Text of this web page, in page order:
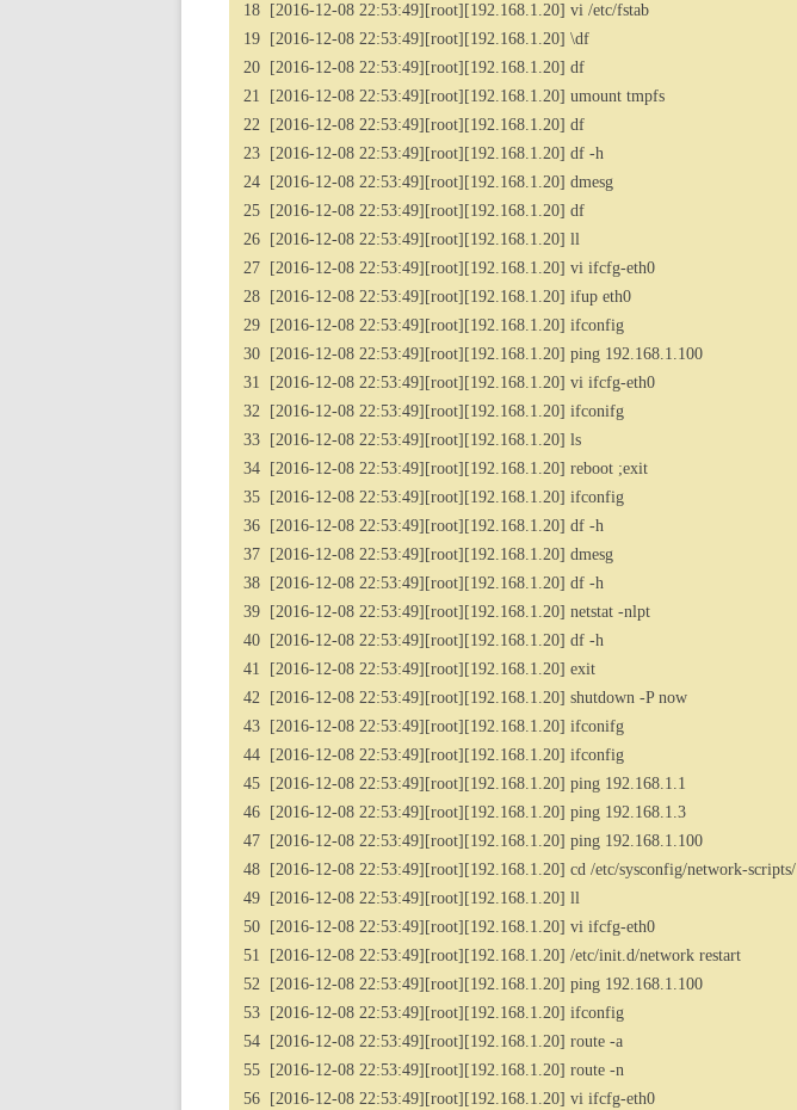
18 [2016-12-08 22:53:49][root][192.168.1.20] vi /etc/fstab
19 [2016-12-08 22:53:49][root][192.168.1.20] \df
20 [2016-12-08 22:53:49][root][192.168.1.20] df
21 [2016-12-08 22:53:49][root][192.168.1.20] umount tmpfs
22 [2016-12-08 22:53:49][root][192.168.1.20] df
23 [2016-12-08 22:53:49][root][192.168.1.20] df -h
24 [2016-12-08 22:53:49][root][192.168.1.20] dmesg
25 [2016-12-08 22:53:49][root][192.168.1.20] df
26 [2016-12-08 22:53:49][root][192.168.1.20] ll
27 [2016-12-08 22:53:49][root][192.168.1.20] vi ifcfg-eth0
28 [2016-12-08 22:53:49][root][192.168.1.20] ifup eth0
29 [2016-12-08 22:53:49][root][192.168.1.20] ifconfig
30 [2016-12-08 22:53:49][root][192.168.1.20] ping 192.168.1.100
31 [2016-12-08 22:53:49][root][192.168.1.20] vi ifcfg-eth0
32 [2016-12-08 22:53:49][root][192.168.1.20] ifconifg
33 [2016-12-08 22:53:49][root][192.168.1.20] ls
34 [2016-12-08 22:53:49][root][192.168.1.20] reboot ;exit
35 [2016-12-08 22:53:49][root][192.168.1.20] ifconfig
36 [2016-12-08 22:53:49][root][192.168.1.20] df -h
37 [2016-12-08 22:53:49][root][192.168.1.20] dmesg
38 [2016-12-08 22:53:49][root][192.168.1.20] df -h
39 [2016-12-08 22:53:49][root][192.168.1.20] netstat -nlpt
40 [2016-12-08 22:53:49][root][192.168.1.20] df -h
41 [2016-12-08 22:53:49][root][192.168.1.20] exit
42 [2016-12-08 22:53:49][root][192.168.1.20] shutdown -P now
43 [2016-12-08 22:53:49][root][192.168.1.20] ifconifg
44 [2016-12-08 22:53:49][root][192.168.1.20] ifconfig
45 [2016-12-08 22:53:49][root][192.168.1.20] ping 192.168.1.1
46 [2016-12-08 22:53:49][root][192.168.1.20] ping 192.168.1.3
47 [2016-12-08 22:53:49][root][192.168.1.20] ping 192.168.1.100
48 [2016-12-08 22:53:49][root][192.168.1.20] cd /etc/sysconfig/network-scripts/
49 [2016-12-08 22:53:49][root][192.168.1.20] ll
50 [2016-12-08 22:53:49][root][192.168.1.20] vi ifcfg-eth0
51 [2016-12-08 22:53:49][root][192.168.1.20] /etc/init.d/network restart
52 [2016-12-08 22:53:49][root][192.168.1.20] ping 192.168.1.100
53 [2016-12-08 22:53:49][root][192.168.1.20] ifconfig
54 [2016-12-08 22:53:49][root][192.168.1.20] route -a
55 [2016-12-08 22:53:49][root][192.168.1.20] route -n
56 [2016-12-08 22:53:49][root][192.168.1.20] vi ifcfg-eth0